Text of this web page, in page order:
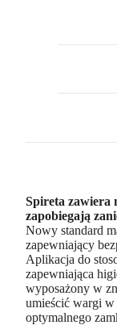
Spireta zawiera
zapobiegają
Nowy standard
zapewniający
Aplikacja do
zapewniająca
wyposażony w
umieścić wargi w
optymalnego